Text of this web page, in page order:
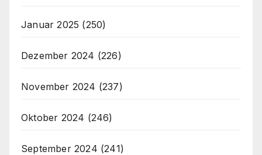
Januar 2025 (250)
Dezember 2024 (226)
November 2024 (237)
Oktober 2024 (246)
September 2024 (241)